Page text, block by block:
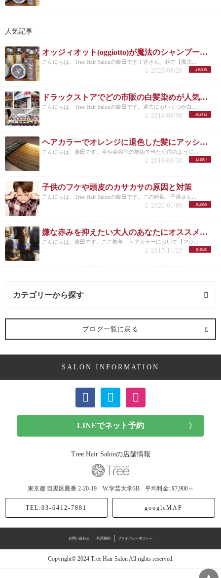
人気記事
オッジィオット(oggiotto)が魔法のシャンプーと呼ばれる理由！取扱店だからこそ分かる髪質改善力
こんにちは、Tree Hair Salonの藤田です！皆さん、巷で【魔法...
310848
2025/08/20
ドラックストアでどの市販の白髪染めが人気なのか美容師がリサーチしてランキングにした。
こんにちは、Tree Hair Salonの藤田です。過去にもいくつか白...
303413
2018/08/08
ヘアカラーでオレンジに退色した髪にアッシュのすすめ
こんにちは、藤田です。今や美容室の施術で当たり前のように...
121907
2018/03/30
子供のフケや頭皮のカサカサの原因と対策
こんにちは、Tree Hair Salonの藤田です。この時期、子供さん...
102898
2020/01/09
嫌な赤みを抑えたい大人のあなたにオススメしたいヘアカラー【アッシュ】
こんにちは、藤田です。ここ数年、ヘアカラーにおいて【アッ...
101920
2017/11/29
カテゴリーから探す
髪型 (54記事)
ヘアドネーション (1記事)
ヘアカラー (40記事)
ブログ一覧に戻る
SALON INFORMATION
Tree Hair Salonの店舗情報
東京都 目黒区鷹番 2-20-19 W.学芸大学3B 平均料金: ¥7,900～
TEL:03-6412-7881 googleMAP
お問い合わせ 利用規約 プライバシーポリシー
Copyright© 2024 Tree Hair Salon All rights reserved.
▲